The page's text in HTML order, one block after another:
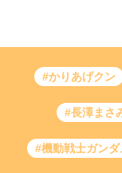
#かりあげクン
#長澤まさ
#機動戦士ガンダ